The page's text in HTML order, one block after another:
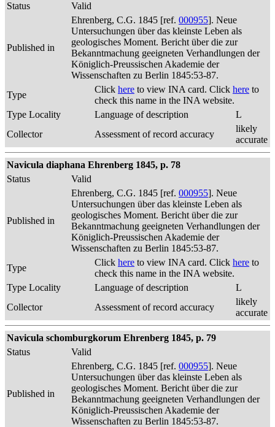
Status
Valid
Published in
Ehrenberg, C.G. 1845 [ref. 000955]. Neue
Untersuchungen über das kleinste Leben als
geologisches Moment. Bericht über die zur
Bekanntmachung geeigneten Verhandlungen der
Königlich-Preussischen Akademie der
Wissenschaften zu Berlin 1845:53-87.
Type
Click here to view INA card. Click here to
check this name in the INA website.
Type Locality
Language of description
L
Collector
Assessment of record accuracy
likely
accurate
Navicula diaphana Ehrenberg 1845, p. 78
Status
Valid
Published in
Ehrenberg, C.G. 1845 [ref. 000955]. Neue
Untersuchungen über das kleinste Leben als
geologisches Moment. Bericht über die zur
Bekanntmachung geeigneten Verhandlungen der
Königlich-Preussischen Akademie der
Wissenschaften zu Berlin 1845:53-87.
Type
Click here to view INA card. Click here to
check this name in the INA website.
Type Locality
Language of description
L
Collector
Assessment of record accuracy
likely
accurate
Navicula schomburgkorum Ehrenberg 1845, p. 79
Status
Valid
Published in
Ehrenberg, C.G. 1845 [ref. 000955]. Neue
Untersuchungen über das kleinste Leben als
geologisches Moment. Bericht über die zur
Bekanntmachung geeigneten Verhandlungen der
Königlich-Preussischen Akademie der
Wissenschaften zu Berlin 1845:53-87.